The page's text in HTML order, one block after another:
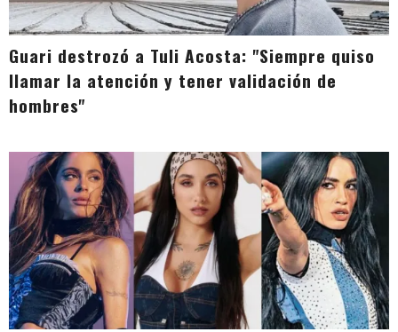
Guari destrozó a Tuli Acosta: "Siempre quiso
llamar la atención y tener validación de
hombres"